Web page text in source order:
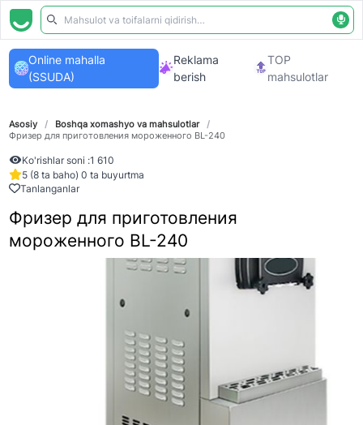
Online mahalla
(SSUDA)
Reklama
berish
TOP
mahsulotlar
Asosiy / Boshqa xomashyo va mahsulotlar
/
Фризер для приготовления мороженного BL-240
Ko'rishlar soni :1 610
5 (8 ta baho) 0 ta buyurtma
Tanlanganlar
Фризер для приготовления
мороженного BL-240